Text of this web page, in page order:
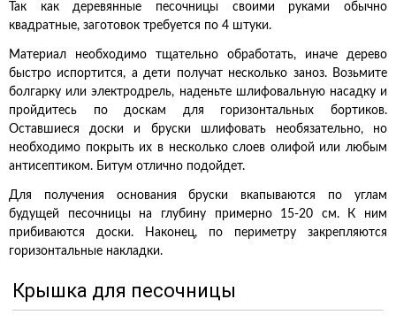
Так как деревянные песочницы своими руками обычно
квадратные, заготовок требуется по 4 штуки.
Материал необходимо тщательно обработать, иначе дерево
быстро испортится, а дети получат несколько заноз. Возьмите
болгарку или электродрель, наденьте шлифовальную насадку и
пройдитесь по доскам для горизонтальных бортиков.
Оставшиеся доски и бруски шлифовать необязательно, но
необходимо покрыть их в несколько слоев олифой или любым
антисептиком. Битум отлично подойдет.
Для получения основания бруски вкапываются по углам
будущей песочницы на глубину примерно 15-20 см. К ним
прибиваются доски. Наконец, по периметру закрепляются
горизонтальные накладки.
Крышка для песочницы